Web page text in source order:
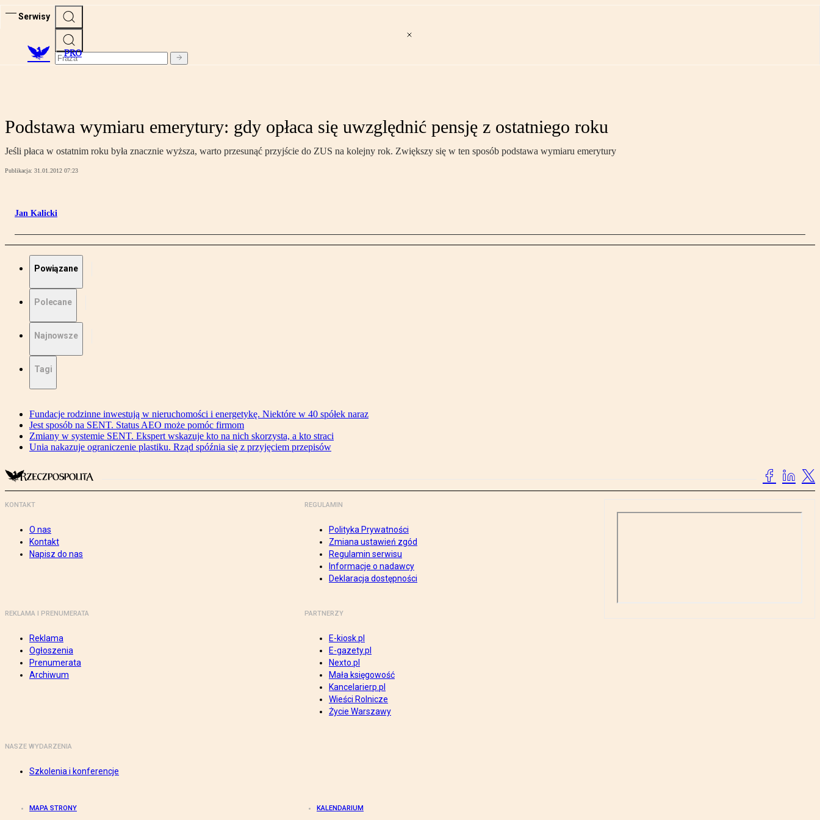
Serwisy
PRO
Podstawa wymiaru emerytury: gdy opłaca się uwzględnić pensję z ostatniego roku
Jeśli płaca w ostatnim roku była znacznie wyższa, warto przesunąć przyjście do ZUS na kolejny rok. Zwiększy się w ten sposób podstawa wymiaru emerytury
Publikacja: 31.01.2012 07:23
Jan Kalicki
Powiązane
Polecane
Najnowsze
Tagi
Fundacje rodzinne inwestują w nieruchomości i energetykę. Niektóre w 40 spółek naraz
Jest sposób na SENT. Status AEO może pomóc firmom
Zmiany w systemie SENT. Ekspert wskazuje kto na nich skorzysta, a kto straci
Unia nakazuje ograniczenie plastiku. Rząd spóźnia się z przyjęciem przepisów
KONTAKT
O nas
Kontakt
Napisz do nas
REGULAMIN
Polityka Prywatności
Zmiana ustawień zgód
Regulamin serwisu
Informacje o nadawcy
Deklaracja dostępności
REKLAMA I PRENUMERATA
Reklama
Ogłoszenia
Prenumerata
Archiwum
PARTNERZY
E-kiosk.pl
E-gazety.pl
Nexto.pl
Mała księgowość
Kancelarierp.pl
Wieści Rolnicze
Życie Warszawy
NASZE WYDARZENIA
Szkolenia i konferencje
MAPA STRONY KALENDARIUM